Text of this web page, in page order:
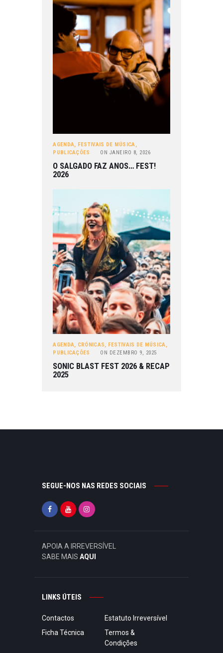
AGENDA, FESTIVAIS DE MÚSICA,
PUBLICAÇÕES
ON JANEIRO 8, 2026
O SALGADO FAZ ANOS… FEST!
2026
AGENDA, CRÓNICAS, FESTIVAIS DE MÚSICA,
PUBLICAÇÕES
ON DEZEMBRO 9, 2025
SONIC BLAST FEST 2026 & RECAP
2025
SEGUE-NOS NAS REDES SOCIAIS
APOIA A IRREVERSÍVEL
SABE MAIS AQUI
LINKS ÚTEIS
Contactos
Estatuto Irreversível
Ficha Técnica
Termos &
Condições